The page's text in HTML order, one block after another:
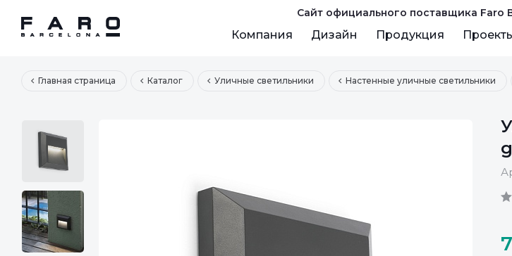
Сайт официального поставщика Faro
Компания Дизайн Продукция
Главная страница Каталог Уличные светильники Настенные уличные светильники